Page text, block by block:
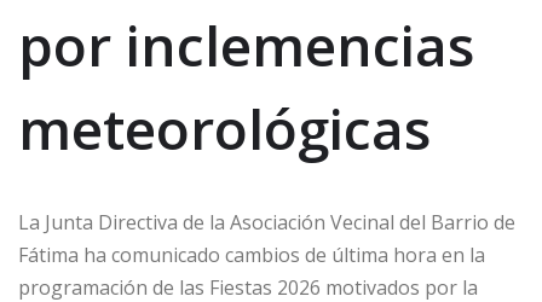
por inclemencias
meteorológicas
La Junta Directiva de la Asociación Vecinal del Barrio de
Fátima ha comunicado cambios de última hora en la
programación de las Fiestas 2026 motivados por la